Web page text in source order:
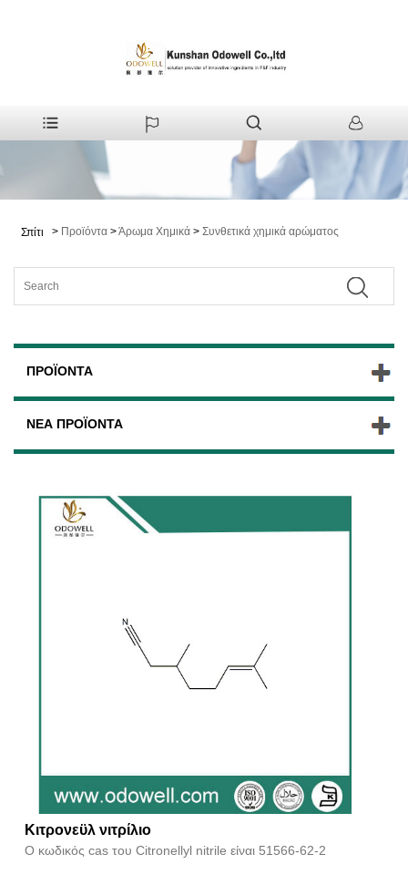
Σπίτι > Προϊόντα >Άρωμα Χημικά > Συνθετικά χημικά αρώματος
ΠΡΟΪΌΝΤΑ
ΝΈΑ ΠΡΟΪΌΝΤΑ
Κιτρονεϋλ νιτρίλιο
Ο κωδικός cas του Citronellyl nitrile είναι 51566-62-2